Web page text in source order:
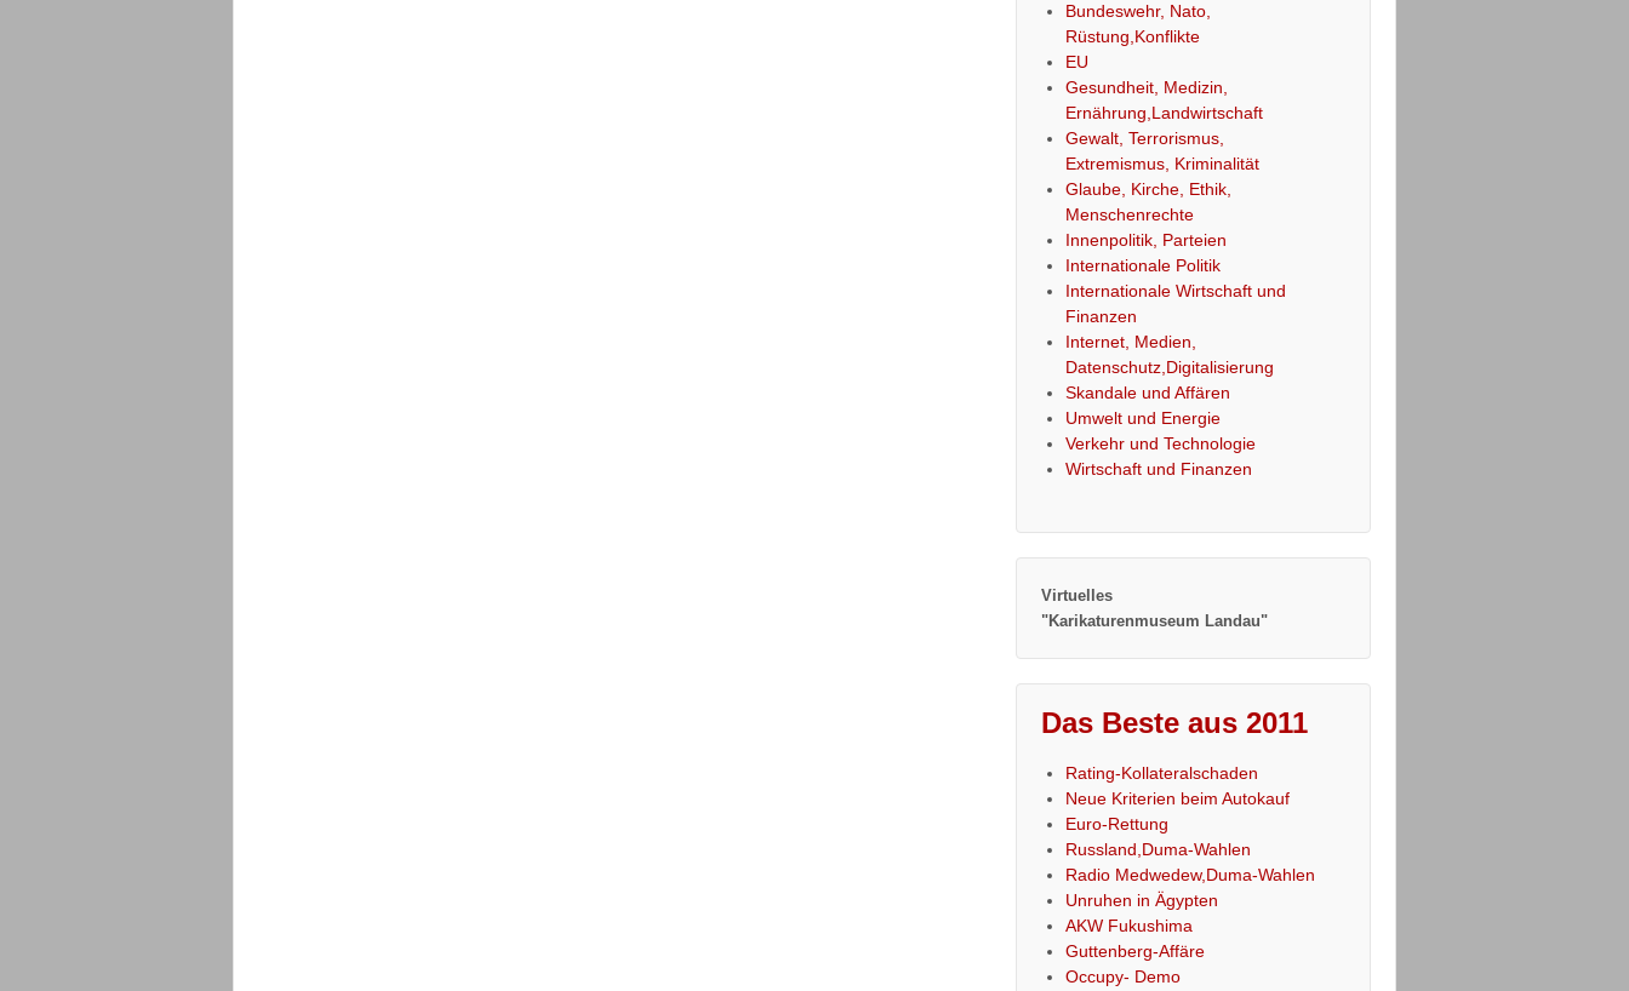
Bundeswehr, Nato,
Rüstung,Konflikte
EU
Gesundheit, Medizin,
Ernährung,Landwirtschaft
Gewalt, Terrorismus,
Extremismus, Kriminalität
Glaube, Kirche, Ethik,
Menschenrechte
Innenpolitik, Parteien
Internationale Politik
Internationale Wirtschaft und
Finanzen
Internet, Medien,
Datenschutz,Digitalisierung
Skandale und Affären
Umwelt und Energie
Verkehr und Technologie
Wirtschaft und Finanzen
Virtuelles
"Karikaturenmuseum Landau"
Das Beste aus 2011
Rating-Kollateralschaden
Neue Kriterien beim Autokauf
Euro-Rettung
Russland,Duma-Wahlen
Radio Medwedew,Duma-Wahlen
Unruhen in Ägypten
AKW Fukushima
Guttenberg-Affäre
Occupy- Demo